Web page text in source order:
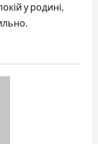
у родині,